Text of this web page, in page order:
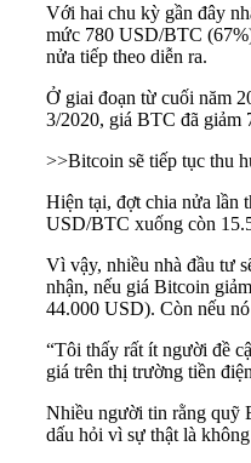
Với hai chu kỳ gần đây
mức 780 USD/BTC
nửa tiếp theo diễn ra.
Ở giai đoạn từ cuối năm
3/2020, giá BTC đã giảm
>>Bitcoin sẽ tiếp tục thu
Hiện tại, đợt chia nửa lần
USD/BTC xuống còn
Vì vậy, nhiều nhà đầu tư
nhận, nếu giá Bitcoin
44.000 USD). Còn nếu
“Tôi thấy rất ít người đề
giá trên thị trường tiền
Nhiều người tin rằng quỹ
dấu hỏi vì sự thật là